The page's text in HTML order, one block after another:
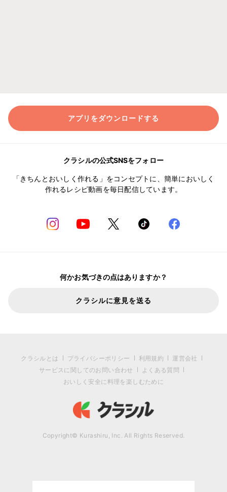
アプリをダウンロードする
クラシルの公式SNSをフォロー
「きちんとおいしく作れる」をコンセプトに、簡単においしく
作れるレシピ動画を毎日配信しています。
何かお気づきの点はありますか？
クラシルに意見を送る
クラシルとは プライバシーポリシー 利用規約
運営会社
サービスに関してのお問い合わせ
よくある質問
おいしく安全に料理を楽しむために
Copyright© Kurashiru, Inc. All Rights Reserved.